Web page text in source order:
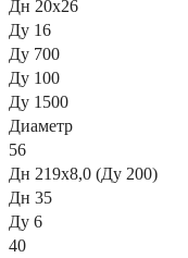
Дн 20х26
Ду 16
Ду 700
Ду 100
Ду 1500
Диаметр
56
Дн 219х8,0 (Ду 200)
Дн 35
Ду 6
40